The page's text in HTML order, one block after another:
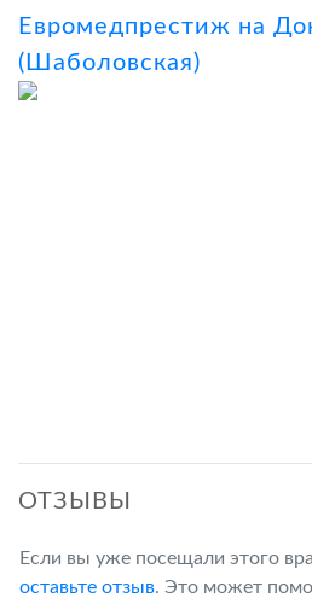
Евромедпрестиж на
(Шаболовская)
ОТЗЫВЫ
Если вы уже посещали этого
оставьте отзыв. Это может